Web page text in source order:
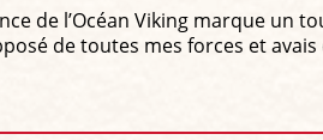
de l’Océan Viking marque un
de toutes mes forces et